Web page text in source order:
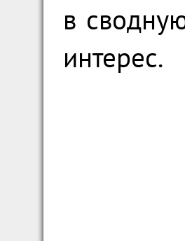
в
интерес.